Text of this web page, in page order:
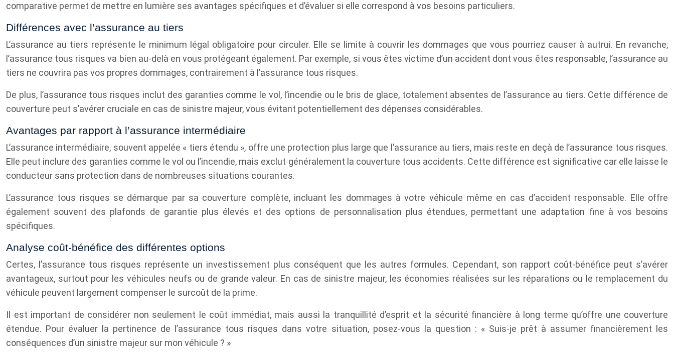
comparative permet de mettre en lumière ses avantages spécifiques et d’évaluer si elle correspond à vos besoins particuliers.
Différences avec l’assurance au tiers
L’assurance au tiers représente le minimum légal obligatoire pour circuler. Elle se limite à couvrir les dommages que vous pourriez causer à autrui. En revanche,
l’assurance tous risques va bien au-delà en vous protégeant également. Par exemple, si vous êtes victime d’un accident dont vous êtes responsable, l’assurance au
tiers ne couvrira pas vos propres dommages, contrairement à l’assurance tous risques.
De plus, l’assurance tous risques inclut des garanties comme le vol, l’incendie ou le bris de glace, totalement absentes de l’assurance au tiers. Cette différence de
couverture peut s’avérer cruciale en cas de sinistre majeur, vous évitant potentiellement des dépenses considérables.
Avantages par rapport à l’assurance intermédiaire
L’assurance intermédiaire, souvent appelée « tiers étendu », offre une protection plus large que l’assurance au tiers, mais reste en deçà de l’assurance tous risques.
Elle peut inclure des garanties comme le vol ou l’incendie, mais exclut généralement la couverture tous accidents. Cette différence est significative car elle laisse le
conducteur sans protection dans de nombreuses situations courantes.
L’assurance tous risques se démarque par sa couverture complète, incluant les dommages à votre véhicule même en cas d’accident responsable. Elle offre
également souvent des plafonds de garantie plus élevés et des options de personnalisation plus étendues, permettant une adaptation fine à vos besoins
spécifiques.
Analyse coût-bénéfice des différentes options
Certes, l’assurance tous risques représente un investissement plus conséquent que les autres formules. Cependant, son rapport coût-bénéfice peut s’avérer
avantageux, surtout pour les véhicules neufs ou de grande valeur. En cas de sinistre majeur, les économies réalisées sur les réparations ou le remplacement du
véhicule peuvent largement compenser le surcoût de la prime.
Il est important de considérer non seulement le coût immédiat, mais aussi la tranquillité d’esprit et la sécurité financière à long terme qu’offre une couverture
étendue. Pour évaluer la pertinence de l’assurance tous risques dans votre situation, posez-vous la question : « Suis-je prêt à assumer financièrement les
conséquences d’un sinistre majeur sur mon véhicule ? »